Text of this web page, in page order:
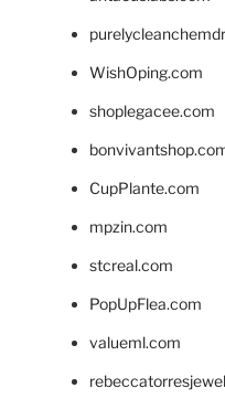
WishOping.com
shoplegacee.com
CupPlante.com
mpzin.com
stcreal.com
PopUpFlea.com
valueml.com